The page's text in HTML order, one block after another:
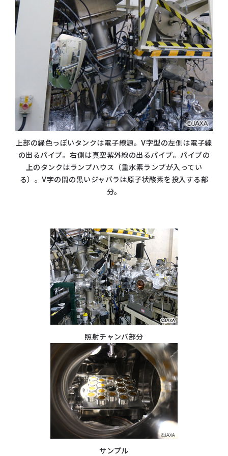
上部の緑色っぽいタンクは電子線源。V字型の左側は電子線
の出るパイプ。右側は真空紫外線の出るパイプ。パイプの
上のタンクはランプハウス（重水素ランプが入ってい
る）。V字の間の黒いジャバラは原子状酸素を投入する部
分。
照射チャンバ部分
サンプル